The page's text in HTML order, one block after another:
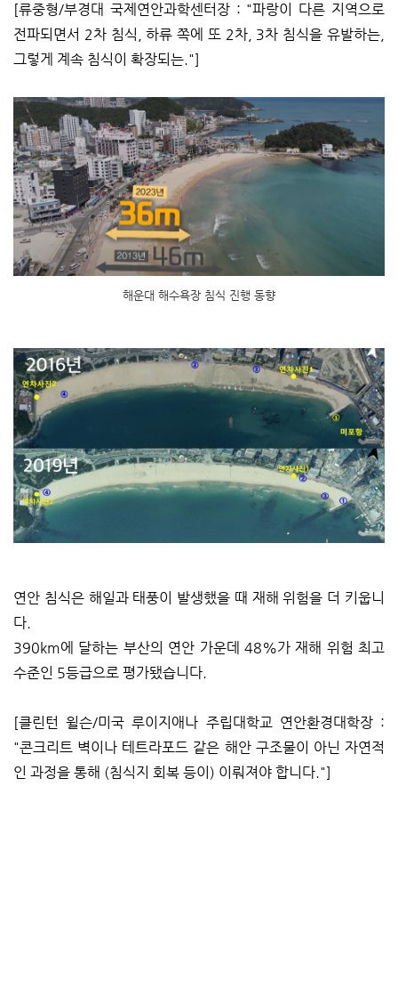
[류중형/부경대 국제연안과학센터장 : "파랑이 다른 지역으로
전파되면서 2차 침식, 하류 쪽에 또 2차, 3차 침식을 유발하는,
그렇게 계속 침식이 확장되는."]
해운대 해수욕장 침식 진행 동향
연안 침식은 해일과 태풍이 발생했을 때 재해 위험을 더 키웁니
다.
390km에 달하는 부산의 연안 가운데 48%가 재해 위험 최고
수준인 5등급으로 평가됐습니다.
[클린턴 윌슨/미국 루이지애나 주립대학교 연안환경대학장 :
"콘크리트 벽이나 테트라포드 같은 해안 구조물이 아닌 자연적
인 과정을 통해 (침식지 회복 등이) 이뤄져야 합니다."]